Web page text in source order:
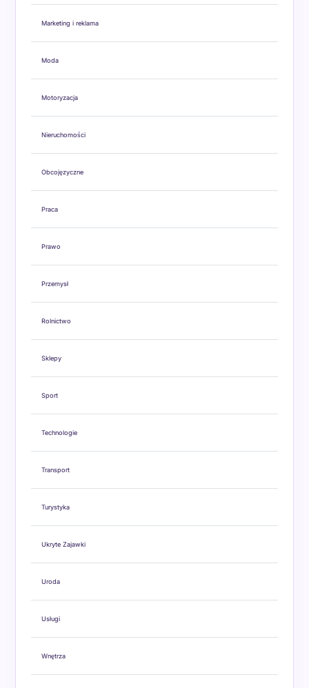
Marketing i reklama
Moda
Motoryzacja
Nieruchomości
Obcojęzyczne
Praca
Prawo
Przemysł
Rolnictwo
Sklepy
Sport
Technologie
Transport
Turystyka
Ukryte Zajawki
Uroda
Usługi
Wnętrza